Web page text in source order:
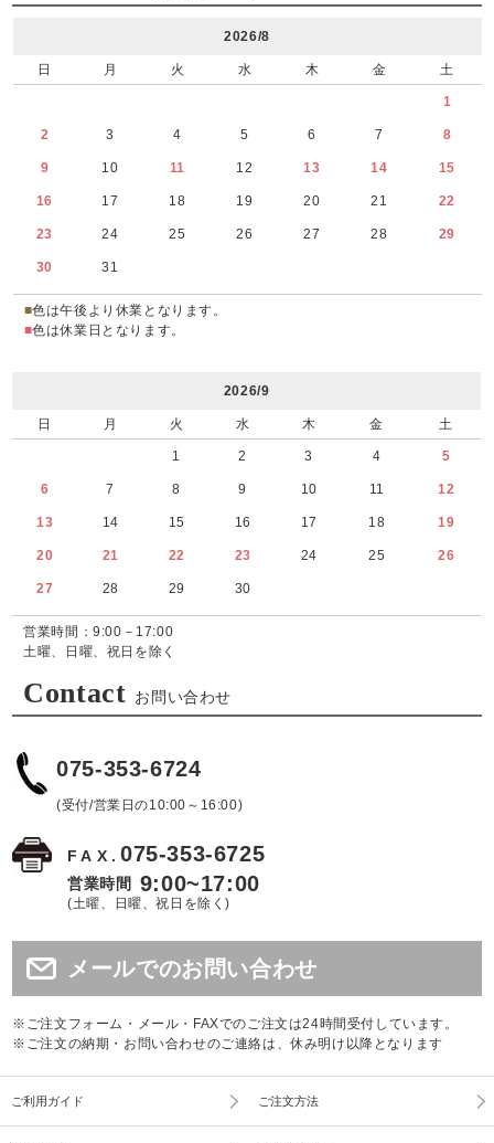
2026/8
日 月 火 水 木 金 土
1
2 3 4 5 6 7 8
9 10 11 12 13 14 15
16 17 18 19 20 21 22
23 24 25 26 27 28 29
30 31
■色は午後より休業となります。
■色は休業日となります。
2026/9
日 月 火 水 木 金 土
1 2 3 4 5
6 7 8 9 10 11 12
13 14 15 16 17 18 19
20 21 22 23 24 25 26
27 28 29 30
営業時間：9:00－17:00
土曜、日曜、祝日を除く
Contact お問い合わせ
075-353-6724
(受付/営業日の10:00～16:00)
FAX.075-353-6725
営業時間 9:00~17:00
(土曜、日曜、祝日を除く)
メールでのお問い合わせ
※ご注文フォーム・メール・FAXでのご注文は24時間受付しています。
※ご注文の納期・お問い合わせのご連絡は、休み明け以降となります
ご利用ガイド ご注文方法